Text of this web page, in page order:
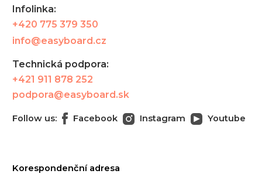
Infolinka:
+420 775 379 350
info@easyboard.cz
Technická podpora:
+421 911 878 252
podpora@easyboard.sk
Follow us: Facebook Instagram Youtube
Korespondenční adresa